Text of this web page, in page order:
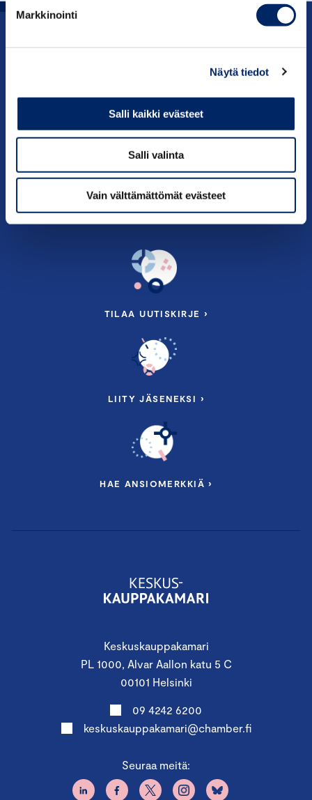
Markkinointi
Näytä tiedot
Salli kaikki evästeet
Salli valinta
Vain välttämättömät evästeet
Keskuskauppakamari
PL 1000, Alvar Aallon katu 5 C
00101 Helsinki
09 4242 6200
keskuskauppakamari@chamber.fi
Seuraa meitä:
Uutishuone
Vaikuttaminen
Palvelut
Tietoa meistä
TILAA UUTISKIRJE ›
LIITY JÄSENEKSI ›
HAE ANSIOMERKKIÄ ›